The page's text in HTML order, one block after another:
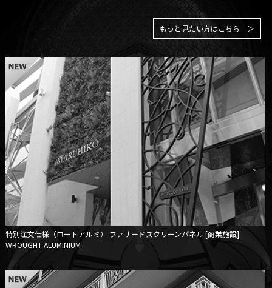
もっと見たい方はこちら ＞
特別注文仕様（ロートアルミ）
ファサードスクリーンパネル [商業施設]
WROUGHT ALUMINIUM